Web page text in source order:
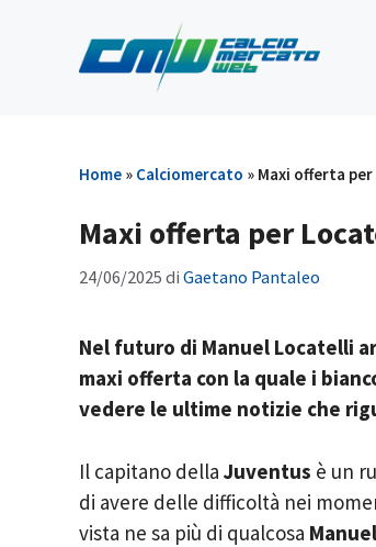
contenuto
Home » Calciomercato » Maxi offerta
Maxi offerta per
24/06/2025 di Gaetano Pantaleo
Nel futuro di Manuel Locatelli
maxi offerta con la quale i
vedere le ultime notizie che
Il capitano della Juventus è un
di avere delle difficoltà nei
vista ne sa più di qualcosa